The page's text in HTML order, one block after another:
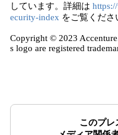
しています。詳細は
ecurity-index をご覧くださ
Copyright © 2023
s logo are registered
このプレ